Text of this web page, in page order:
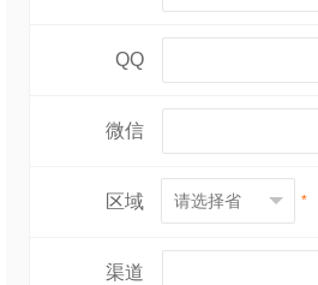
QQ
微信
区域 *
渠道